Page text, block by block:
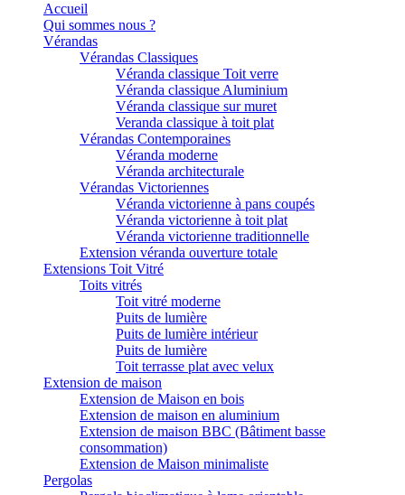
Accueil
Qui sommes nous ?
Vérandas
Vérandas Classiques
Véranda classique Toit verre
Véranda classique Aluminium
Véranda classique sur muret
Veranda classique à toit plat
Vérandas Contemporaines
Véranda moderne
Véranda architecturale
Vérandas Victoriennes
Véranda victorienne à pans coupés
Véranda victorienne à toit plat
Véranda victorienne traditionnelle
Extension véranda ouverture totale
Extensions Toit Vitré
Toits vitrés
Toit vitré moderne
Puits de lumière
Puits de lumière intérieur
Puits de lumière
Toit terrasse plat avec velux
Extension de maison
Extension de Maison en bois
Extension de maison en aluminium
Extension de maison BBC (Bâtiment basse
consommation)
Extension de Maison minimaliste
Pergolas